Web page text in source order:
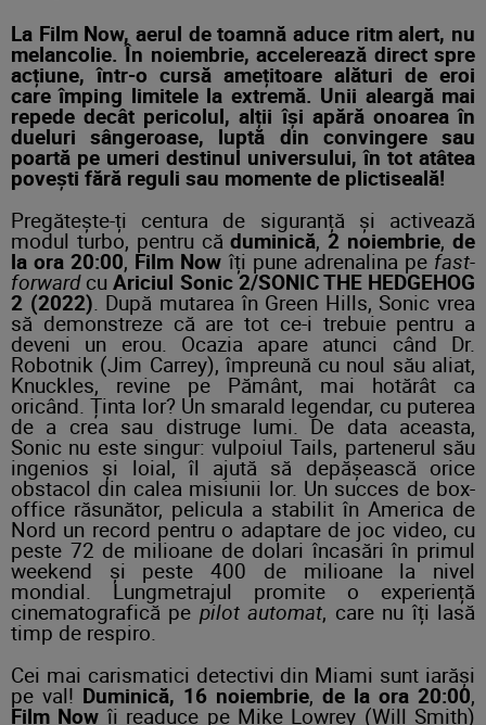
La Film Now, aerul de toamnă aduce ritm alert, nu
melancolie. În noiembrie, accelerează direct spre
acțiune, într-o cursă amețitoare alături de eroi
care împing limitele la extremă. Unii aleargă mai
repede decât pericolul, alții își apără onoarea în
dueluri sângeroase, luptă din convingere sau
poartă pe umeri destinul universului, în tot atâtea
povești fără reguli sau momente de plictiseală!
Pregătește-ți centura de siguranță și activează
modul turbo, pentru căduminică,2 noiembrie,de
la ora 20:00, Film Now îți pune adrenalina pe fast-
forwardcuAriciul Sonic 2/SONIC THE HEDGEHOG
2 (2022) . După mutarea în Green Hills, Sonic vrea
să demonstreze că are tot ce-i trebuie pentru a
deveni un erou. Ocazia apare atunci când Dr.
Robotnik (Jim Carrey), împreună cu noul său aliat,
Knuckles, revine pe Pământ, mai hotărât ca
oricând. Ținta lor? Un smarald legendar, cu puterea
de a crea sau distruge lumi. De data aceasta,
Sonic nu este singur: vulpoiul Tails, partenerul său
ingenios și loial, îl ajută să depășească orice
obstacol din calea misiunii lor. Un succes de box-
office răsunător, pelicula a stabilit în America de
Nord un record pentru o adaptare de joc video, cu
peste 72 de milioane de dolari încasări în primul
weekend și peste 400 de milioane la nivel
mondial. Lungmetrajul promite o experiență
cinematografică pe pilot automat, care nu îți lasă
timp de respiro.
Cei mai carismatici detectivi din Miami sunt iarăși
pe val! Duminică, 16 noiembrie, de la ora 20:00,
Film Now îi readuce pe Mike Lowrey (Will Smith)